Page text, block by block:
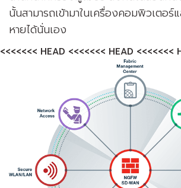
นั้นสามารถเข้ามาในเครื่องคอมพิวเตอร์
หายได้นั่นเอง
<<<<<<< HEAD <<<<<<< HEAD <<<<<<<